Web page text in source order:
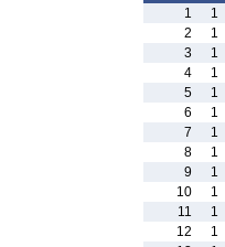
1
1
2
1
3
1
4
1
5
1
6
1
7
1
8
1
9
1
10
1
11
1
12
1